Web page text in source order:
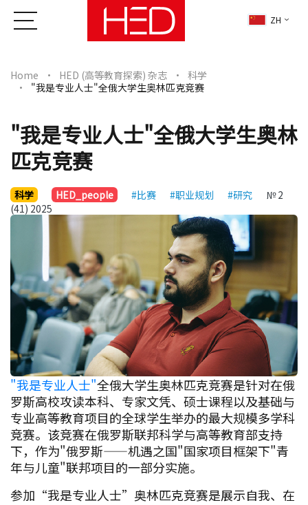
ZH
Home HED (高等教育探索) 杂志
科学
"我是专业人士"全俄大学生奥林匹克竞赛
"我是专业人士"全俄大学生奥林
匹克竞赛
科学 HED_people #比赛 #职业规划 #研究
№ 2
(41) 2025
"我是专业人士"全俄大学生奥林匹克竞赛是针对在俄
罗斯高校攻读本科、专家文凭、硕士课程以及基础与
专业高等教育项目的全球学生举办的最大规模多学科
竞赛。该竞赛在俄罗斯联邦科学与高等教育部支持
下，作为"俄罗斯——机遇之国"国家项目框架下"青
年与儿童"联邦项目的一部分实施。
参加“我是专业人士”奥林匹克竞赛是展示自我、在